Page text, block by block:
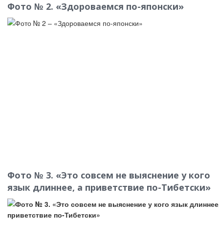
Фото № 2. «Здороваемся по-японски»
Фото № 3. «Это совсем не выяснение у кого
язык длиннее, а приветствие по-Тибетски»